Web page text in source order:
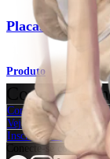
Placas de
Produto
Como
Contacte um
Veja eventos,
Inscreva-se para
Conecte-se conosco